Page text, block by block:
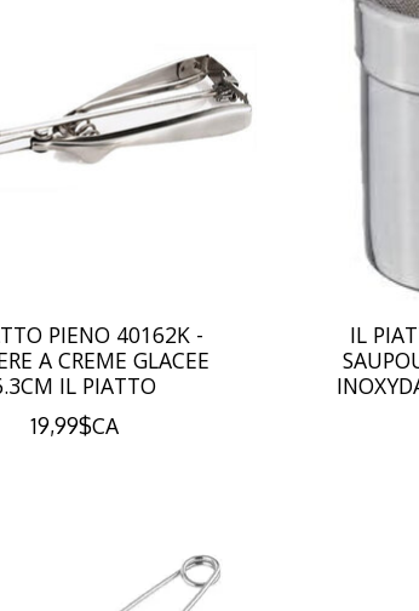
PIENO 40162K -
A CREME GLACEE
IL PIATTO
19,99$CA
IL